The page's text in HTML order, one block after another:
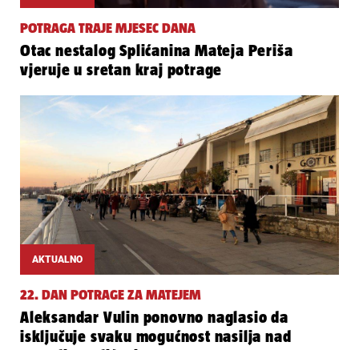
POTRAGA TRAJE MJESEC DANA
Otac nestalog Splićanina Mateja Periša
vjeruje u sretan kraj potrage
AKTUALNO
22. DAN POTRAGE ZA MATEJEM
Aleksandar Vulin ponovno naglasio da
isključuje svaku mogućnost nasilja nad